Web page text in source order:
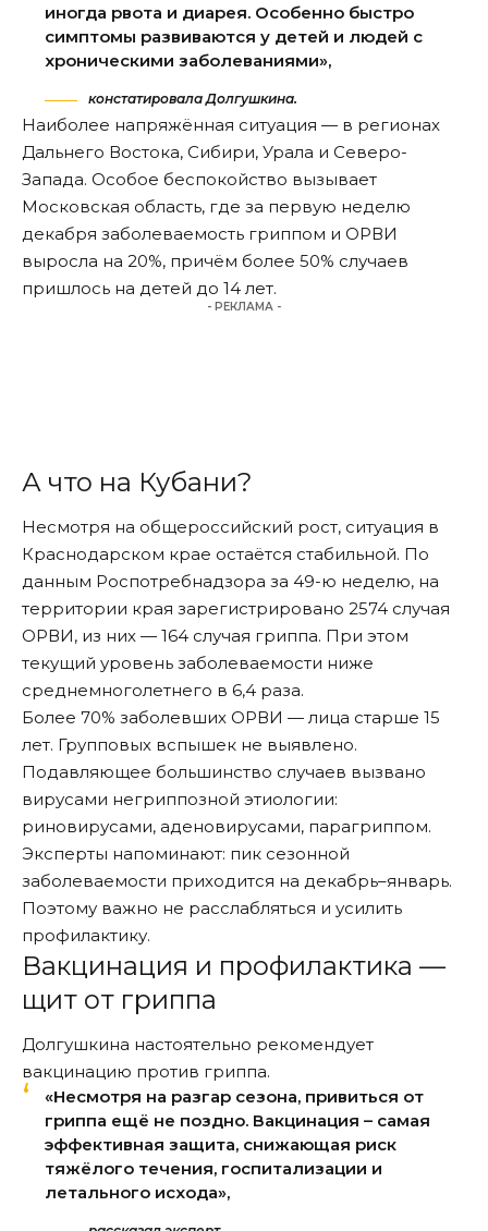
иногда рвота и диарея. Особенно быстро
симптомы развиваются у детей и людей с
хроническими заболеваниями»,
констатировала Долгушкина.
Наиболее напряжённая ситуация — в регионах
Дальнего Востока, Сибири, Урала и Северо-
Запада. Особое беспокойство вызывает
Московская область, где за первую неделю
декабря заболеваемость гриппом и ОРВИ
выросла на 20%, причём более 50% случаев
пришлось на детей до 14 лет.
- РЕКЛАМА -
А что на Кубани?
Несмотря на общероссийский рост, ситуация в
Краснодарском крае остаётся стабильной. По
данным Роспотребнадзора за 49-ю неделю, на
территории края зарегистрировано 2574 случая
ОРВИ, из них — 164 случая гриппа. При этом
текущий уровень заболеваемости ниже
среднемноголетнего в 6,4 раза.
Более 70% заболевших ОРВИ — лица старше 15
лет. Групповых вспышек не выявлено.
Подавляющее большинство случаев вызвано
вирусами негриппозной этиологии:
риновирусами, аденовирусами, парагриппом.
Эксперты напоминают: пик сезонной
заболеваемости приходится на декабрь–январь.
Поэтому важно не расслабляться и усилить
профилактику.
Вакцинация и профилактика —
щит от гриппа
Долгушкина настоятельно рекомендует
вакцинацию против гриппа.
«Несмотря на разгар сезона, привиться от
гриппа ещё не поздно. Вакцинация – самая
эффективная защита, снижающая риск
тяжёлого течения, госпитализации и
летального исхода»,